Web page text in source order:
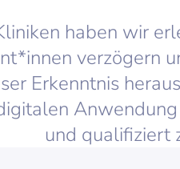
haben wir
verzögern
Erkenntnis
und qualifiziert